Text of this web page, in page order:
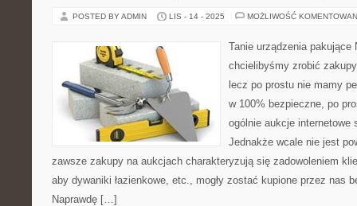
POSTED BY ADMIN LIS - 14 - 2025 MOŻLIWOŚĆ
Tanie urządzenia
chcielibyśmy zrobić
lecz po prostu nie mamy
w 100% bezpieczne, po
ogólnie aukcje internetowe
Jednakże wcale nie jest
zawsze zakupy na aukcjach charakteryzują się zadowoleniem
aby dywaniki łazienkowe, etc., mogły zostać kupione przez nas
Naprawdę […]